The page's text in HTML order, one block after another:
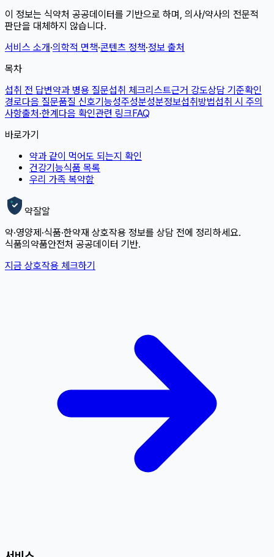
이 정보는 식약처 공공데이터를 기반으로 하며, 의사/약사의 전문적
판단을 대체하지 않습니다.
서비스 소개·의학적 면책·콘텐츠 정책·정보 출처
목차
섭취 전 답변약과 병용 질문섭취 체크리스트근거 강도상담 기준확인
경로다음 질문품질 신호기능성주성분성분정보섭취방법섭취 시 주의
사항출처·한계다음 확인관련 링크FAQ
바로가기
약과 같이 먹어도 되는지 확인
건강기능식품 목록
우리 가족 복약함
약잘알
약·영양제·식품·한약재 상호작용 정보를 상담 전에 정리하세요.
식품의약품안전처 공공데이터 기반.
지금 상호작용 체크하기